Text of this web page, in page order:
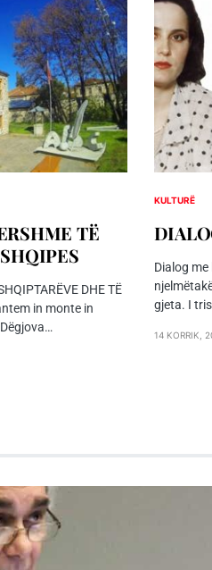
TË
DHE TË
in monte in
KULTURË
Dialog
gjeta. I
14 KORRIK,